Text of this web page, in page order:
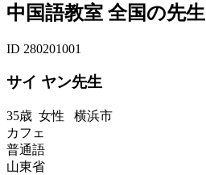
中国語教室 全国の先生
ID 280201001
サイ ヤン先生
35歳 女性 横浜市
カフェ
普通語
山東省